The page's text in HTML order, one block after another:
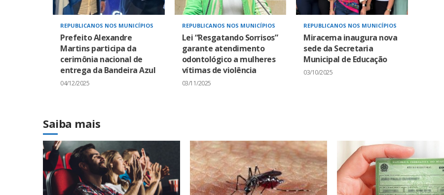
REPUBLICANOS NOS MUNICÍPIOS
Prefeito Alexandre
Martins participa da
cerimônia nacional de
entrega da Bandeira Azul
04/12/2025
REPUBLICANOS NOS MUNICÍPIOS
Lei “Resgatando Sorrisos”
garante atendimento
odontológico a mulheres
vítimas de violência
03/11/2025
REPUBLICANOS NOS MUNICÍPIOS
Miracema inaugura nova
sede da Secretaria
Municipal de Educação
03/10/2025
Saiba mais